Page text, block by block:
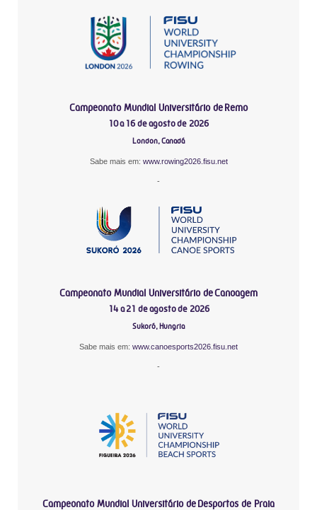
Campeonato Mundial Universitário de Remo
10 a 16 de agosto de 2026
London, Canadá
Sabe mais em: www.rowing2026.fisu.net
-
Campeonato Mundial Universitário de Canoagem
14 a 21 de agosto de 2026
Sukoró, Hungria
Sabe mais em: www.canoesports2026.fisu.net
-
Campeonato Mundial Universitário de Desportos de Praia